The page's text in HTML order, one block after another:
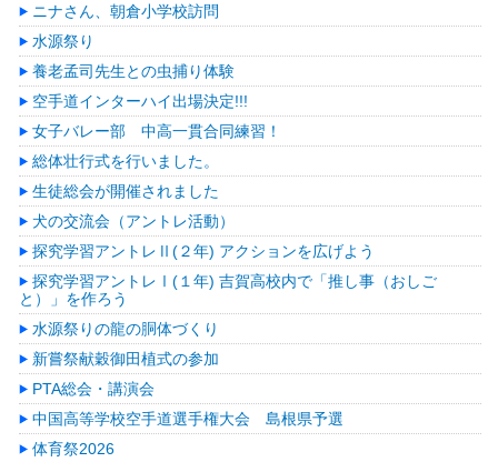
ニナさん、朝倉小学校訪問
水源祭り
養老孟司先生との虫捕り体験
空手道インターハイ出場決定!!!
女子バレー部 中高一貫合同練習！
総体壮行式を行いました。
生徒総会が開催されました
犬の交流会（アントレ活動）
探究学習アントレⅡ(２年) アクションを広げよう
探究学習アントレⅠ(１年) 吉賀高校内で「推し事（おしご
と）」を作ろう
水源祭りの龍の胴体づくり
新嘗祭献穀御田植式の参加
PTA総会・講演会
中国高等学校空手道選手権大会 島根県予選
体育祭2026